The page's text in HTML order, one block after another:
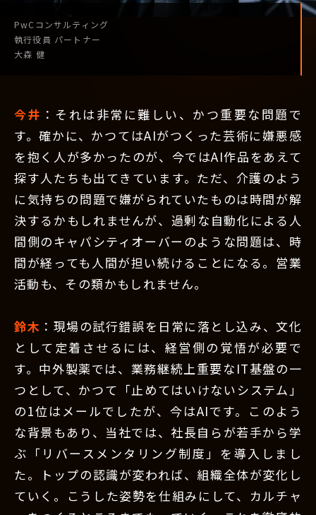
PwCコンサルティング
執行役員 パートナー
大森 健
今井 ：それは非常に難しい、かつ重要な問題で
す。確かに、かつてはAIがつくった芸術に嫌悪感
を抱く人が多かったのが、今ではAI作品をあえて
探す人たちも出てきています。ただ、介護のよう
に気持ちの問題で嫌がられていたものは時間が解
決するかもしれませんが、過剰な自動化による人
間側のキャパシティオーバーのような問題は、時
間が経っても人間が担い続けることになる。営業
活動も、その類かもしれません。
鈴木 ：現場の試行錯誤を日常に落とし込み、文化
として定着させるには、経営側の覚悟が必要で
す。中外製薬では、業務継続上重要なIT基盤の一
つとして、かつて「止めてはいけないシステム」
の1位はメールでしたが、今はAIです。このよう
な背景もあり、当社では、社長自らが若手から学
ぶ「リバースメンタリング制度」を導入しまし
た。トップの認識が変われば、組織全体が変化し
ていく。こうした姿勢を仕組みにして、カルチャ